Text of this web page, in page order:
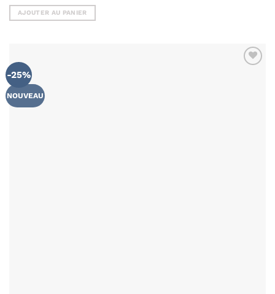
initial
était :
53.50€.
actuel
est :
39.90€.
AJOUTER AU PANIER
-25%
NOUVEAU